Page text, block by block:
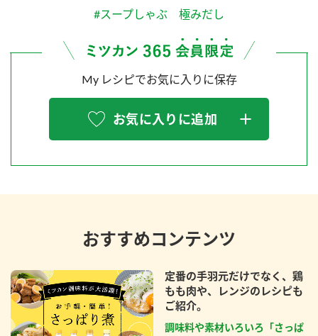
#スープしゃぶ 極みだし
My レシピでお気に入りに保存
お気に入りに追加
おすすめコンテンツ
定番の手羽元だけでなく、鶏
もも肉や、レンジのレシピも
ご紹介。
調味料や素材いろいろ「さっぱ